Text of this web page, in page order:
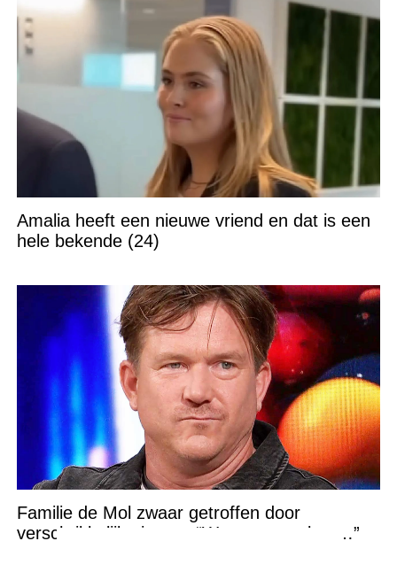
Amalia heeft een nieuwe vriend en dat is een
hele bekende (24)
Familie de Mol zwaar getroffen door
verschrikkelijk nieuws: “We waren te laat…”